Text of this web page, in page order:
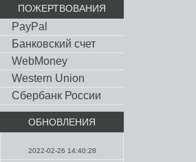
ПОЖЕРТВОВАНИЯ
PayPal
Банковский счет
WebMoney
Western Union
Сбербанк России
ОБНОВЛЕНИЯ
2022-02-26 14:40:28